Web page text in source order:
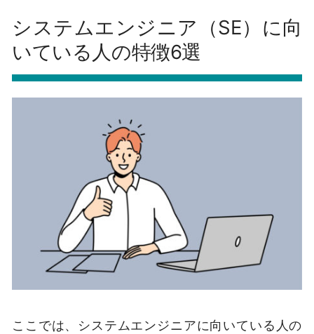
システムエンジニア（SE）に向
いている人の特徴6選
ここでは、システムエンジニアに向いている人の